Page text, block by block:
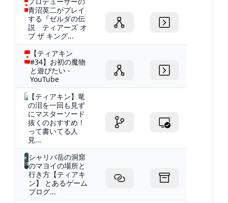
青沼英二がプレイ
する『ゼルダの伝
説 ティアーズ オ
ブ ザ キング...
【ティアキン
#34】お初の魔物
と遊びたい -
YouTube
【ティアキン】竜
の泪を一回も見ず
にマスターソード
抜くのおすすめ！
って書いてる人
見...
シャリバ岳の洞窟
のマヨイの場所と
行き方【ティアキ
ン】 とあるゲーム
ブログ...